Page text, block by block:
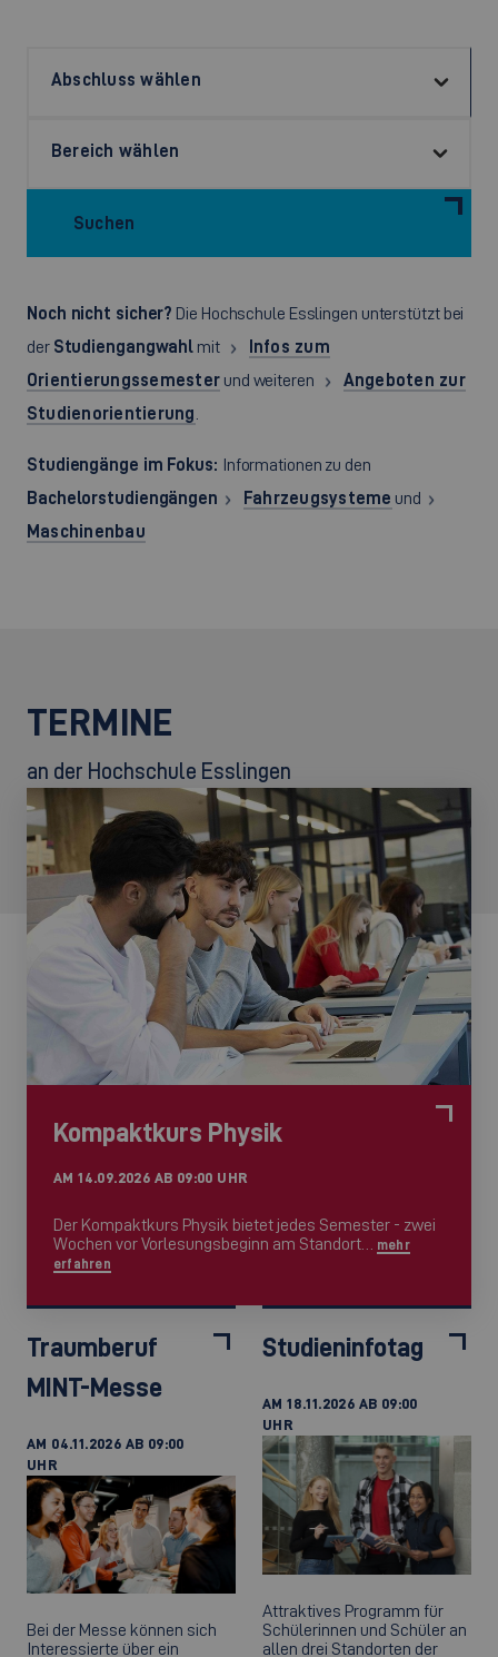
Suchen
Noch nicht sicher? Die Hochschule Esslingen unterstützt bei
der Studiengangwahl mit
Infos zum
Orientierungssemester und weiteren
Angeboten zur
Studienorientierung
Studiengänge im Fokus: Informationen zu den
Bachelorstudiengängen
Fahrzeugsysteme und
Maschinenbau
TERMINE
an der Hochschule Esslingen
Kompaktkurs Physik
AM 14.09.2026 AB 09:00 UHR
Der Kompaktkurs Physik bietet jedes Semester - zwei
Wochen vor Vorlesungsbeginn am Standort…
mehr
erfahren
Traumberuf
MINT-Messe
AM 04.11.2026 AB 09:00
UHR
Bei der Messe können sich
Interessierte über ein
Studieninfotag
AM 18.11.2026 AB 09:00
UHR
Attraktives Programm für
Schülerinnen und Schüler an
allen drei Standorten der